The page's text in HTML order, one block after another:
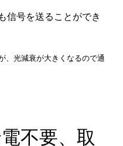
信号を送ることができ
、光減衰が大きくなるので通
不要、取